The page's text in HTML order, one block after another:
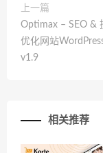
上一篇
Optimax – SEO &
优化网站
v1.9
相关推荐